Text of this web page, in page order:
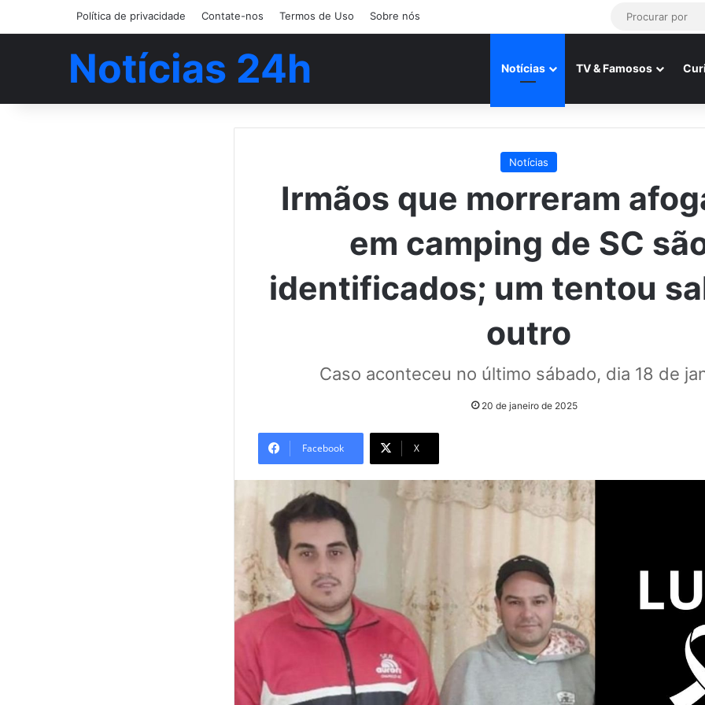
Política de privacidade Contate-nos Termos de Uso Sobre nós
Notícias 24h Notícias TV & Famosos
Notícias
Irmãos que morreram
em camping de SC
identificados; um tentou
outro
Caso aconteceu no último sábado, dia 18 de
20 de janeiro de 2025
Facebook X